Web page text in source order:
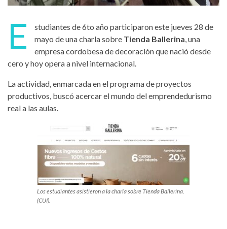
E
studiantes de 6to año participaron este jueves 28 de
mayo de una charla sobre Tienda Ballerina , una
empresa cordobesa de decoración que nació desde
cero y hoy opera a nivel internacional.
La actividad, enmarcada en el programa de proyectos
productivos, buscó acercar el mundo del emprendedurismo
real a las aulas.
Los estudiantes asistieron a la charla sobre Tienda Ballerina.
(CUI).